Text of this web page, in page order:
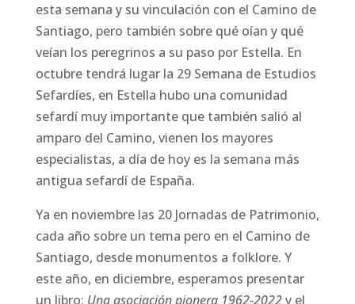
esta semana y su vinculación con el Camino de
Santiago, pero también sobre qué oían y qué
veían los peregrinos a su paso por Estella. En
octubre tendrá lugar la 29 Semana de Estudios
Sefardíes, en Estella hubo una comunidad
sefardí muy importante que también salió al
amparo del Camino, vienen los mayores
especialistas, a día de hoy es la semana más
antigua sefardí de España.
Ya en noviembre las 20 Jornadas de Patrimonio,
cada año sobre un tema pero en el Camino de
Santiago, desde monumentos a folklore. Y
este año, en diciembre, esperamos presentar
un libro: Una asociación pionera 1962-2022y el